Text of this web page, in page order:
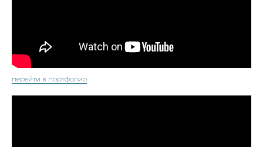
перейти в портфолио